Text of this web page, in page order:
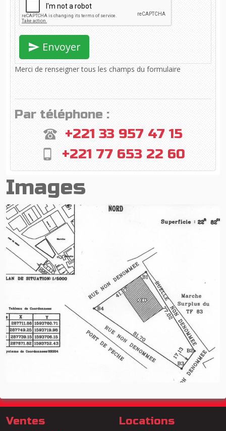
Envoyer
Merci de renseigner tous les champs du formulaire
Par téléphone :
+221 33 957 47 15
+221 77 653 22 60
Images
Ventes Locations